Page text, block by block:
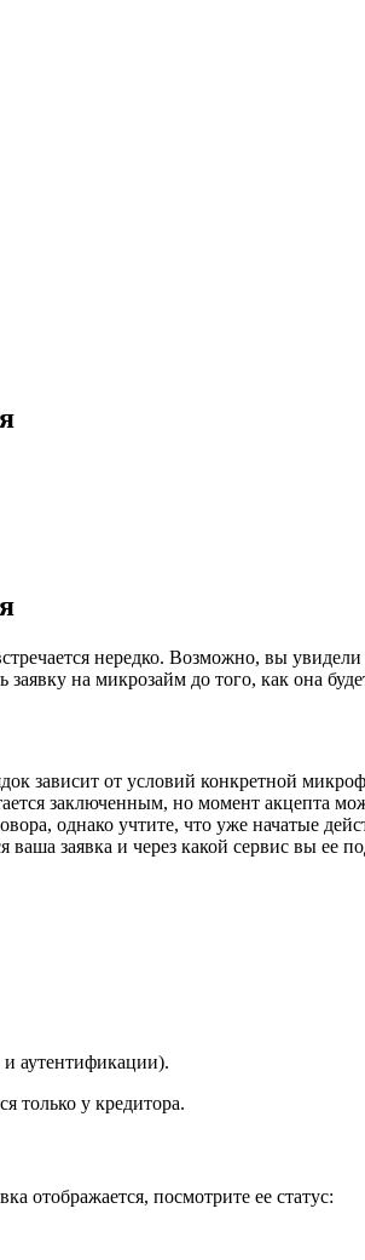
нередко. Возможно, вы
на микрозайм до того, как она
зависит от условий конкретной
заключенным, но момент акцепта
однако учтите, что уже начатые
заявка и через какой сервис вы ее
аутентификации).
только у кредитора.
отображается, посмотрите ее статус: